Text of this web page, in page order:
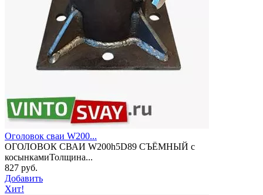
Оголовок сваи W200...
ОГОЛОВОК СВАИ W200h5D89 СЪЁМНЫЙ с
косынкамиТолщина...
827 руб.
Добавить
Хит!